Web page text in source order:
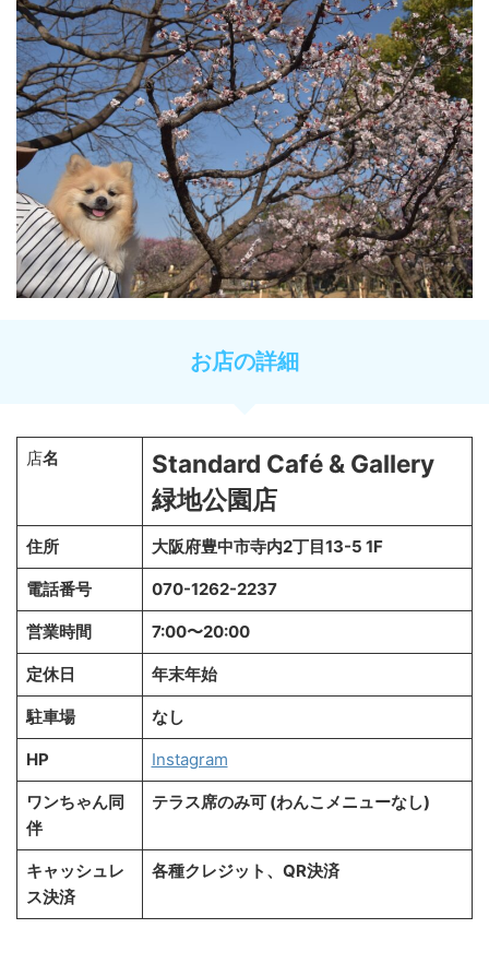
お店の詳細
店名
Standard Café & Gallery
緑地公園店
住所 大阪府豊中市寺内2丁目13-5 1F
電話番号 070-1262-2237
営業時間 7:00〜20:00
定休日 年末年始
駐車場 なし
HP Instagram
ワンちゃん同
伴
テラス席のみ可 (わんこメニューなし)
キャッシュレ
ス決済
各種クレジット、QR決済